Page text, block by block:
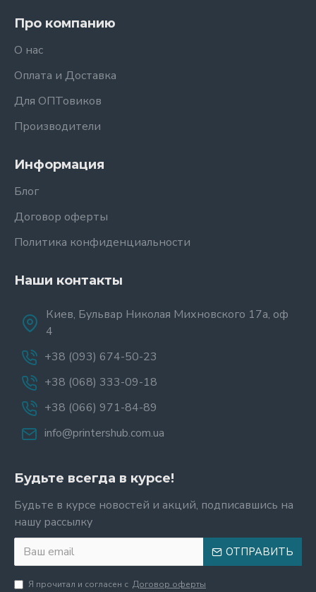
Про компанию
О нас
Оплата и Доставка
Для ОПТовиков
Производители
Информация
Блог
Договор оферты
Политика конфиденциальности
Наши контакты
Киев, Бульвар Николая Михновского 17а, оф
4
+38 (093) 674-50-23
+38 (068) 333-09-18
+38 (066) 971-84-89
info@printershub.com.ua
Будьте всегда в курсе!
Будьте в курсе новостей и акций, подписавшись на
нашу рассылку
ОТПРАВИТЬ
Я прочитал и согласен с Договор оферты